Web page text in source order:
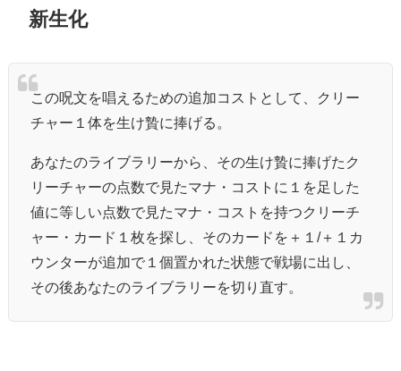
新生化
この呪文を唱えるための追加コストとして、クリー
チャー１体を生け贄に捧げる。
あなたのライブラリーから、その生け贄に捧げたク
リーチャーの点数で見たマナ・コストに１を足した
値に等しい点数で見たマナ・コストを持つクリーチ
ャー・カード１枚を探し、そのカードを＋１/＋１カ
ウンターが追加で１個置かれた状態で戦場に出し、
その後あなたのライブラリーを切り直す。